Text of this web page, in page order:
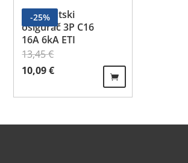
-25%
Automatski
osigurač 3P C16
16A 6kA ETI
13,45€
Izvorna cijena bila je: 13,45 €.
10,09€Trenutna cijena je: 10,09 €.